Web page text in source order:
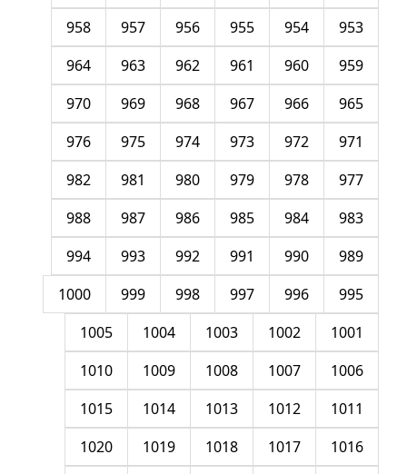
953
954
955
956
957
958
959
960
961
962
963
964
965
966
967
968
969
970
971
972
973
974
975
976
977
978
979
980
981
982
983
984
985
986
987
988
989
990
991
992
993
994
995
996
997
998
999
1000
1001
1002
1003
1004
1005
1006
1007
1008
1009
1010
1011
1012
1013
1014
1015
1016
1017
1018
1019
1020